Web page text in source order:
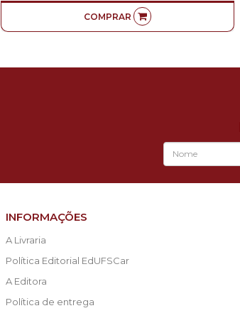
COMPRAR
INFORMAÇÕES
A Livraria
Política Editorial EdUFSCar
A Editora
Política de entrega